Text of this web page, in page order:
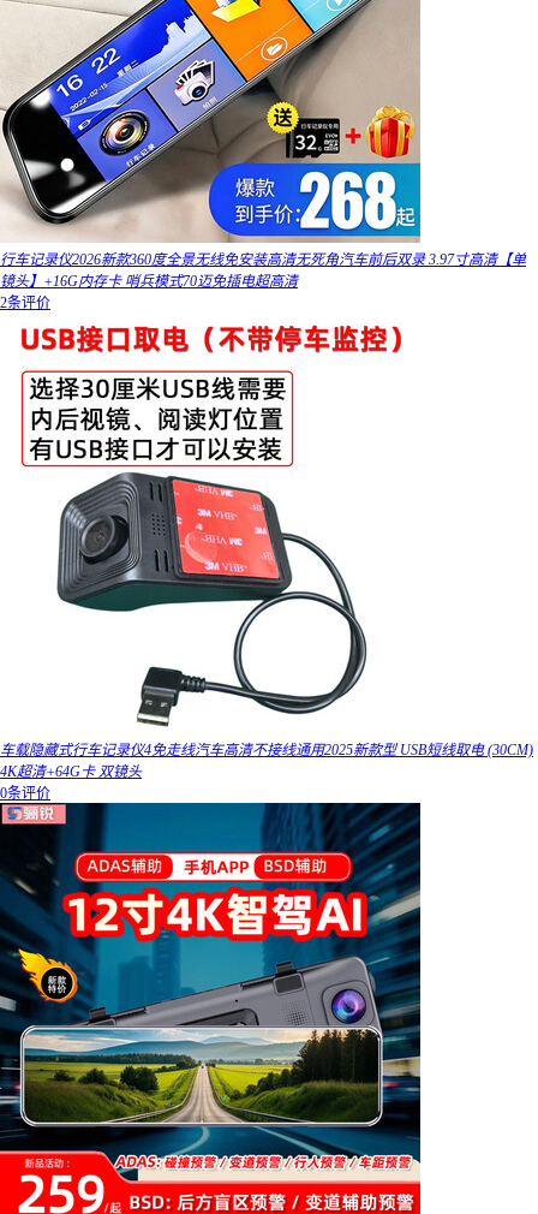
行车记录仪2026新款360度全景无线免安装高清无死角汽车前后双录 3.97寸高清【单
镜头】+16G内存卡 哨兵模式70迈免插电超高清
2条评价
车载隐藏式行车记录仪4免走线汽车高清不接线通用2025新款型 USB短线取电 (30CM)
4K超清+64G卡 双镜头
0条评价